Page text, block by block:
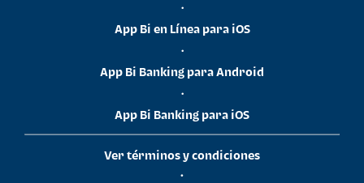
•
App Bi en Línea para iOS
•
App Bi Banking para Android
•
App Bi Banking para iOS
Ver términos y condiciones
•